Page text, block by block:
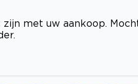
met uw aankoop.